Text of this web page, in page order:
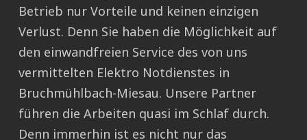
Betrieb nur Vorteile und keinen einzigen
Verlust. Denn Sie haben die Möglichkeit auf
den einwandfreien Service des von uns
vermittelten Elektro Notdienstes in
Bruchmühlbach-Miesau. Unsere Partner
führen die Arbeiten quasi im Schlaf durch.
Denn immerhin ist es nicht nur das